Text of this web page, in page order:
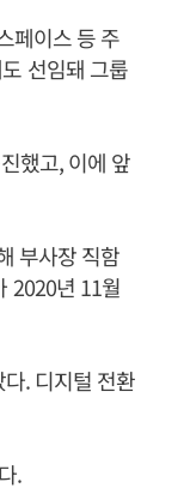
페이스 등 주
선임돼 그룹
했고, 이에 앞
부사장 직함
2020년 11월
. 디지털 전환
.